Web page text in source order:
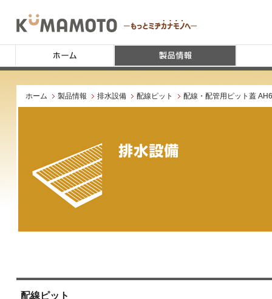
ホーム 製品情報 排水設備 配線ピット 配線・配管用ピット蓋
配線ピット